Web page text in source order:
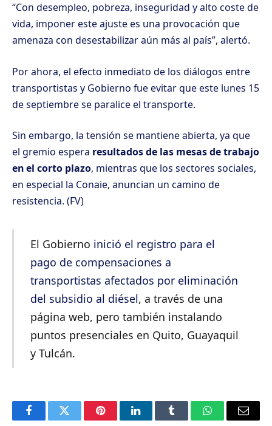
“Con desempleo, pobreza, inseguridad y alto coste de
vida, imponer este ajuste es una provocación que
amenaza con desestabilizar aún más al país”, alertó.
Por ahora, el efecto inmediato de los diálogos entre
transportistas y Gobierno fue evitar que este lunes 15
de septiembre se paralice el transporte.
Sin embargo, la tensión se mantiene abierta, ya que
el gremio espera resultados de las mesas de trabajo
en el corto plazo, mientras que los sectores sociales,
en especial la Conaie, anuncian un camino de
resistencia. (FV)
El Gobierno inició el registro para el
pago de compensaciones a
transportistas afectados por eliminación
del subsidio al diésel, a través de una
página web, pero también instalando
puntos presenciales en Quito, Guayaquil
y Tulcán.
FacebookTwitter PinterestLinkedInTumblr WhatsAppEmail